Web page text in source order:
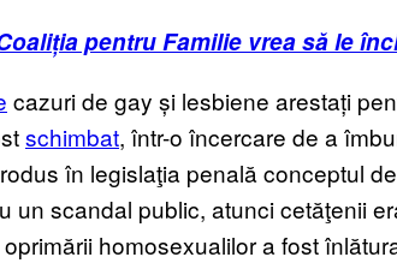
pentru Familie vrea să le
cazuri de gay și lesbiene arestați
schimbat, într-o încercare de a
în legislaţia penală conceptul
un scandal public, atunci cetăţenii
homosexualilor a fost